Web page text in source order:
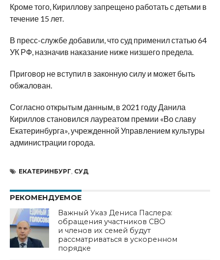
Кроме того, Кириллову запрещено работать с детьми в
течение 15 лет.
В пресс-службе добавили, что суд применил статью 64
УК РФ, назначив наказание ниже низшего предела.
Приговор не вступил в законную силу и может быть
обжалован.
Согласно открытым данным, в 2021 году Данила
Кириллов становился лауреатом премии «Во славу
Екатеринбурга», учрежденной Управлением культуры
администрации города.
ЕКАТЕРИНБУРГ, СУД
РЕКОМЕНДУЕМОЕ
Важный Указ Дениса Паслера:
обращения участников СВО
и членов их семей будут
рассматриваться в ускоренном
порядке